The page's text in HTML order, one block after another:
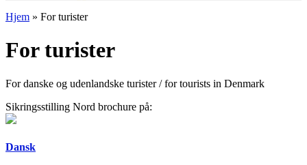
Hjem » For turister
For turister
For danske og udenlandske turister / for tourists in Denmark
Sikringsstilling Nord brochure på:
Dansk